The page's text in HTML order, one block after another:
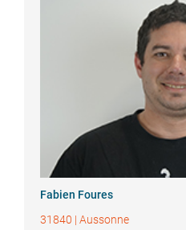
Fabien Foures
31840 | Aussonne